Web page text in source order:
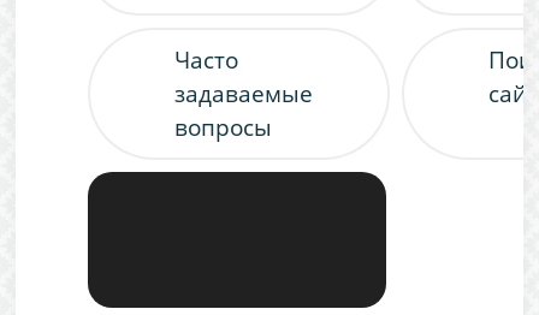
Часто
задаваемые
вопросы